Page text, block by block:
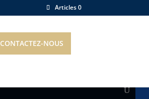
Articles 0
CONTACTEZ-NOUS